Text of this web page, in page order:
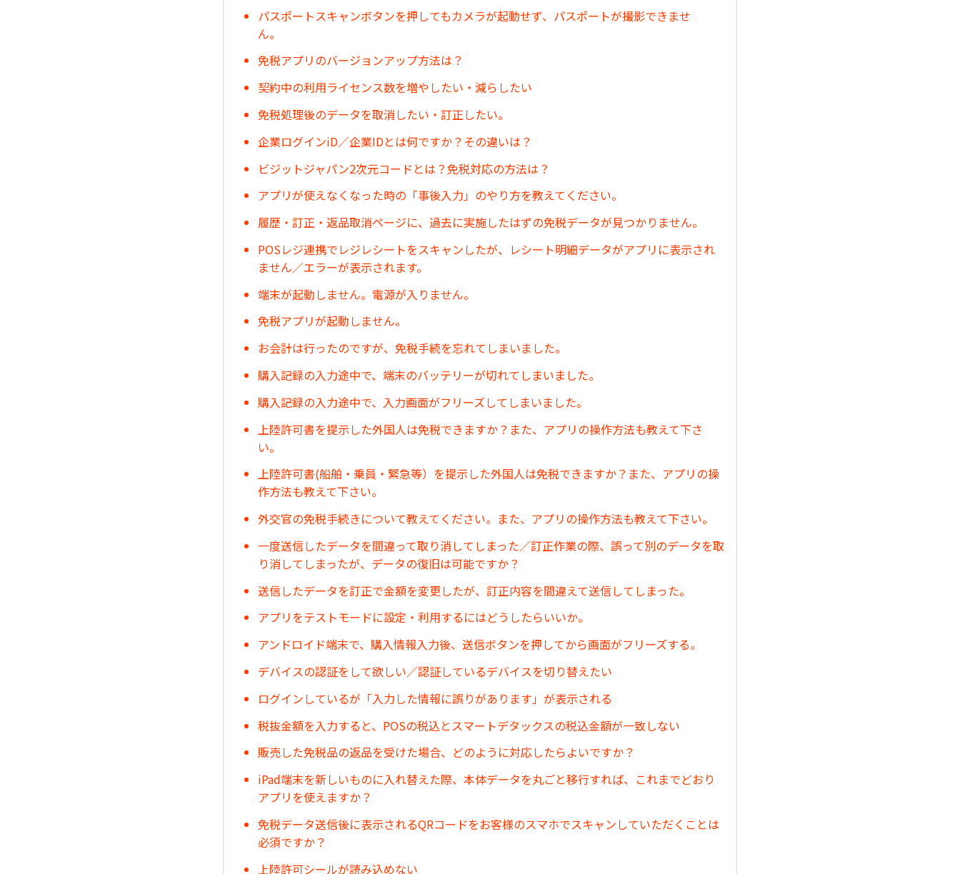
パスポートスキャンボタンを押してもカメラが起動せず、パスポートが撮影できませ
ん。
免税アプリのバージョンアップ方法は？
契約中の利用ライセンス数を増やしたい・減らしたい
免税処理後のデータを取消したい・訂正したい。
企業ログインiD／企業IDとは何ですか？その違いは？
ビジットジャパン2次元コードとは？免税対応の方法は？
アプリが使えなくなった時の「事後入力」のやり方を教えてください。
履歴・訂正・返品取消ページに、過去に実施したはずの免税データが見つかりません。
POSレジ連携でレジレシートをスキャンしたが、レシート明細データがアプリに表示され
ません／エラーが表示されます。
端末が起動しません。電源が入りません。
免税アプリが起動しません。
お会計は行ったのですが、免税手続を忘れてしまいました。
購入記録の入力途中で、端末のバッテリーが切れてしまいました。
購入記録の入力途中で、入力画面がフリーズしてしまいました。
上陸許可書を提示した外国人は免税できますか？また、アプリの操作方法も教えて下さ
い。
上陸許可書(船舶・乗員・緊急等）を提示した外国人は免税できますか？また、アプリの操
作方法も教えて下さい。
外交官の免税手続きについて教えてください。また、アプリの操作方法も教えて下さい。
一度送信したデータを間違って取り消してしまった／訂正作業の際、誤って別のデータを取
り消してしまったが、データの復旧は可能ですか？
送信したデータを訂正で金額を変更したが、訂正内容を間違えて送信してしまった。
アプリをテストモードに設定・利用するにはどうしたらいいか。
アンドロイド端末で、購入情報入力後、送信ボタンを押してから画面がフリーズする。
デバイスの認証をして欲しい／認証しているデバイスを切り替えたい
ログインしているが「入力した情報に誤りがあります」が表示される
税抜金額を入力すると、POSの税込とスマートデタックスの税込金額が一致しない
販売した免税品の返品を受けた場合、どのように対応したらよいですか？
iPad端末を新しいものに入れ替えた際、本体データを丸ごと移行すれば、これまでどおり
アプリを使えますか？
免税データ送信後に表示されるQRコードをお客様のスマホでスキャンしていただくことは
必須ですか？
上陸許可シールが読み込めない